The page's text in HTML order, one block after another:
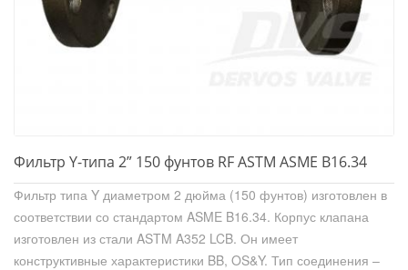
Фильтр Y-типа 2” 150 фунтов RF ASTM ASME B16.34
Фильтр типа Y диаметром 2 дюйма (150 фунтов) изготовлен в
соответствии со стандартом ASME B16.34. Корпус клапана
изготовлен из стали ASTM A352 LCB. Он имеет
конструктивные характеристики BB, OS&Y. Тип соединения –